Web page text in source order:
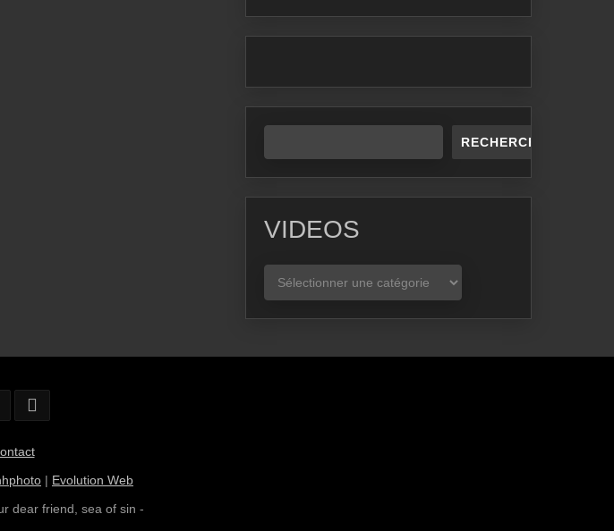
RECHERCHER
VIDEOS
VIDEOS
| Evolution Web
dear friend, sea of sin -